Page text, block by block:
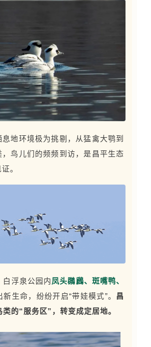
地环境极为挑剔，从猛禽大鹗到
，鸟儿们的频频到访，是昌平生态
。
白浮泉公园内凤头鸊鷉、 斑嘴鸭、
新生命，纷纷开启“带娃模式”。 昌
的“服务区”，转变成定居地。